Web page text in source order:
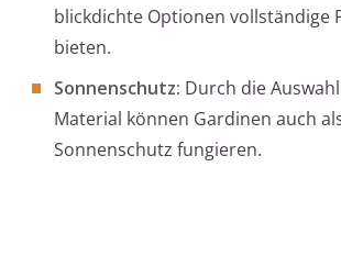
blickdichte Optionen vollständige
bieten.
Sonnenschutz: Durch die
Material können Gardinen auch
Sonnenschutz fungieren.